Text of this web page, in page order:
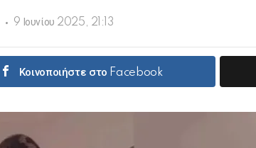
9 Ιουνίου 2025, 21:13
Κοινοποιήστε στο Facebook